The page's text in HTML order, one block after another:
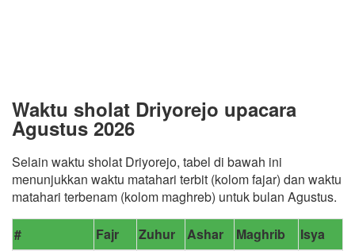
Waktu sholat Driyorejo upacara
Agustus 2026
Selain waktu sholat Driyorejo, tabel di bawah ini
menunjukkan waktu matahari terbit (kolom fajar) dan waktu
matahari terbenam (kolom maghreb) untuk bulan Agustus.
# Fajr Zuhur Ashar Maghrib
Isya